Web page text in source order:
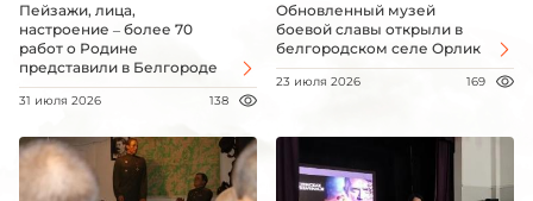
Пейзажи, лица,
настроение – более 70
работ о Родине
представили в Белгороде
31 июля 2026 138
Обновленный музей
боевой славы открыли в
белгородском селе Орлик
23 июля 2026 169